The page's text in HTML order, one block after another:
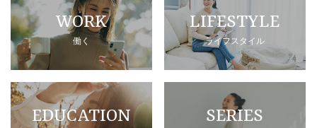
WORK
働く
LIFESTYLE
ライフスタイル
EDUCATION SERIES